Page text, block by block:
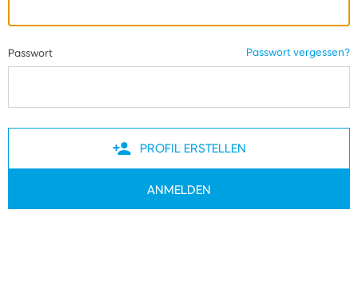
Passwort Passwort vergessen?
PROFIL ERSTELLEN
ANMELDEN